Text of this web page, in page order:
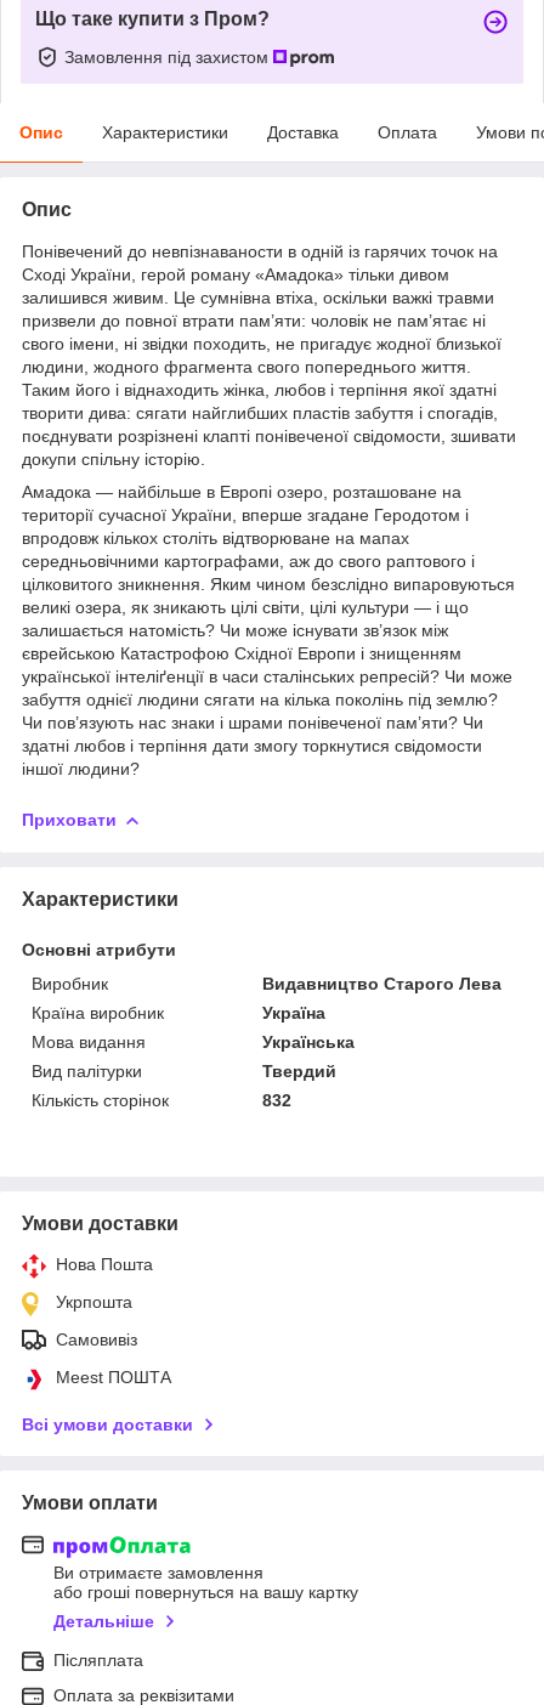
Що таке купити з Пром?
Замовлення під захистом
Опис Характеристики Доставка Оплата Умови
Опис
Понівечений до невпізнаваности в одній із гарячих точок на
Сході України, герой роману «Амадока» тільки дивом
залишився живим. Це сумнівна втіха, оскільки важкі травми
призвели до повної втрати пам’яти: чоловік не пам’ятає ні
свого імени, ні звідки походить, не пригадує жодної близької
людини, жодного фрагмента свого попереднього життя.
Таким його і віднаходить жінка, любов і терпіння якої здатні
творити дива: сягати найглибших пластів забуття і спогадів,
поєднувати розрізнені клапті понівеченої свідомости, зшивати
докупи спільну історію.
Амадока — найбільше в Европі озеро, розташоване на
території сучасної України, вперше згадане Геродотом і
впродовж кількох століть відтворюване на мапах
середньовічними картографами, аж до свого раптового і
цілковитого зникнення. Яким чином безслідно випаровуються
великі озера, як зникають цілі світи, цілі культури — і що
залишається натомість? Чи може існувати зв’язок між
єврейською Катастрофою Східної Европи і знищенням
української інтеліґенції в часи сталінських репресій? Чи може
забуття однієї людини сягати на кілька поколінь під землю?
Чи пов’язують нас знаки і шрами понівеченої пам’яти? Чи
здатні любов і терпіння дати змогу торкнутися свідомости
іншої людини?
Приховати
Характеристики
Основні атрибути
Виробник
Видавництво Старого Лева
Країна виробник
Україна
Мова видання
Українська
Вид палітурки
Твердий
Кількість сторінок
832
Умови доставки
Нова Пошта
Укрпошта
Самовивіз
Meest ПОШТА
Всі умови доставки
Умови оплати
Ви отримаєте замовлення
або гроші повернуться на вашу картку
Детальніше
Післяплата
Оплата за реквізитами